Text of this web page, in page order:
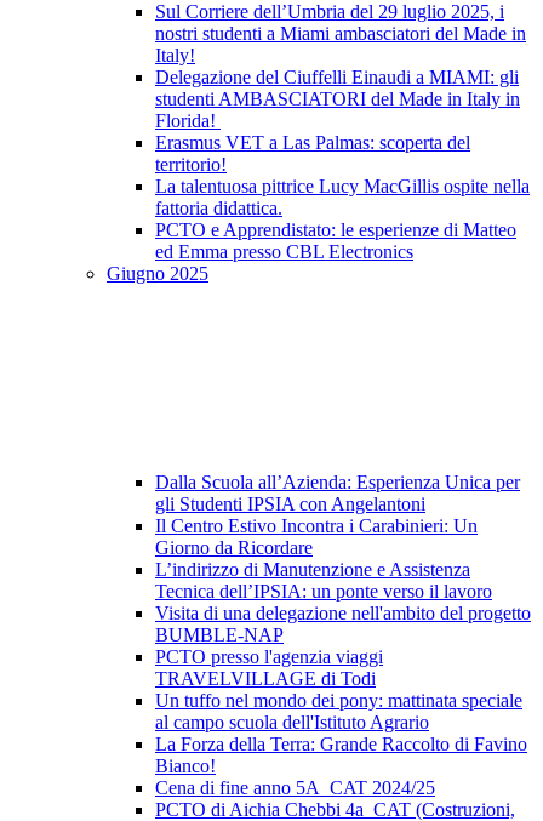
Sul Corriere dell’Umbria del 29 luglio 2025, i
nostri studenti a Miami ambasciatori del Made in
Italy!
Delegazione del Ciuffelli Einaudi a MIAMI: gli
studenti AMBASCIATORI del Made in Italy in
Florida!
Erasmus VET a Las Palmas: scoperta del
territorio!
La talentuosa pittrice Lucy MacGillis ospite nella
fattoria didattica.
PCTO e Apprendistato: le esperienze di Matteo
ed Emma presso CBL Electronics
Giugno 2025
Dalla Scuola all’Azienda: Esperienza Unica per
gli Studenti IPSIA con Angelantoni
Il Centro Estivo Incontra i Carabinieri: Un
Giorno da Ricordare
L’indirizzo di Manutenzione e Assistenza
Tecnica dell’IPSIA: un ponte verso il lavoro
Visita di una delegazione nell'ambito del progetto
BUMBLE-NAP
PCTO presso l'agenzia viaggi
TRAVELVILLAGE di Todi
Un tuffo nel mondo dei pony: mattinata speciale
al campo scuola dell'Istituto Agrario
La Forza della Terra: Grande Raccolto di Favino
Bianco!
Cena di fine anno 5A_CAT 2024/25
PCTO di Aichia Chebbi 4a_CAT (Costruzioni,